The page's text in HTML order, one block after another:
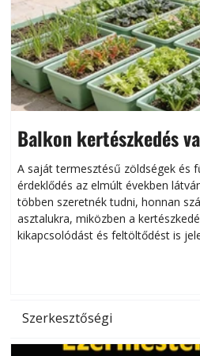
Balkon kertészkedés
Helytakarékos
A saját termesztésű zöldségek és
érdeklődés az elmúlt években
többen szeretnék tudni, honnan
asztalukra, miközben a
kikapcsolódást és feltöltődést is
Szerkesztőségi